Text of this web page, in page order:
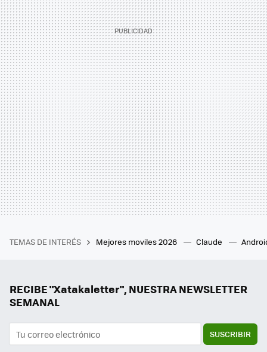
TEMAS DE INTERÉS Mejores moviles 2026 Claude
RECIBE "Xatakaletter", NUESTRA NEWSLETTER
SEMANAL
SUSCRIBIR